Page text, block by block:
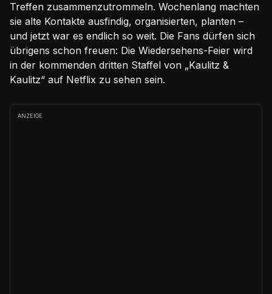
Treffen zusammenzutrommeln. Wochenlang machten
sie alte Kontakte ausfindig, organisierten, planten –
und jetzt war es endlich so weit. Die Fans dürfen sich
übrigens schon freuen: Die Wiedersehens-Feier wird
in der kommenden dritten Staffel von „Kaulitz &
Kaulitz“ auf Netflix zu sehen sein.
ANZEIGE